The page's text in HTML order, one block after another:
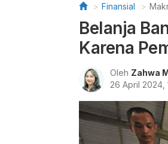
Finansial
Belanja
Karena
Oleh Zahwa
26 April 2024,